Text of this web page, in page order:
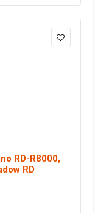
RD-R8000,
RD